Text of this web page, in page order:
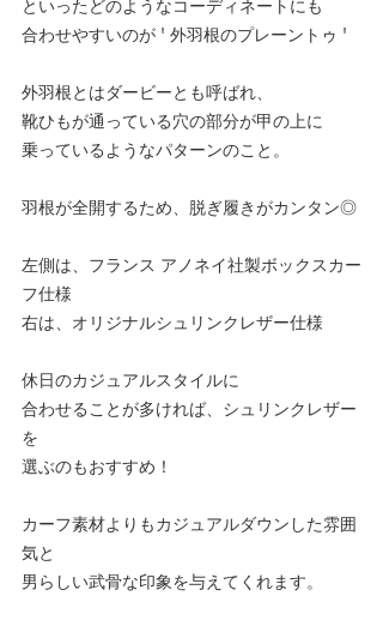
といったどのようなコーディネートにも
合わせやすいのが ' 外羽根のプレーントゥ '
外羽根とはダービーとも呼ばれ、
靴ひもが通っている穴の部分が甲の上に
乗っているようなパターンのこと。
羽根が全開するため、脱ぎ履きがカンタン◎
左側は、フランス アノネイ社製ボックスカー
フ仕様
右は、オリジナルシュリンクレザー仕様
休日のカジュアルスタイルに
合わせることが多ければ、シュリンクレザー
を
選ぶのもおすすめ！
カーフ素材よりもカジュアルダウンした雰囲
気と
男らしい武骨な印象を与えてくれます。